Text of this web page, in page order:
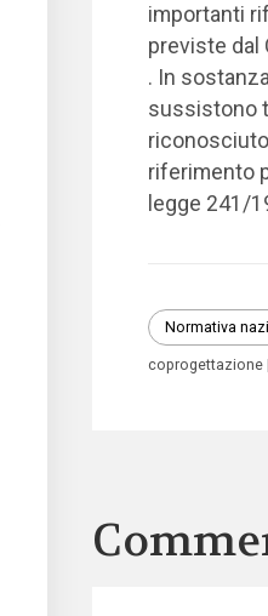
importanti
previste dal
. In
sussistono
riferimento
legge 241/
Normativa
coprogettazione